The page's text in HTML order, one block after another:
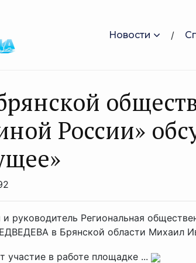
Новости
России»
руководитель Региональная
в Брянской области Михаил
участие в работе площадке ...